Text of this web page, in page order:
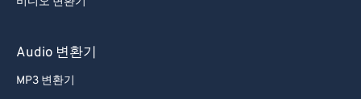
Audio 변환기
MP3 변환기